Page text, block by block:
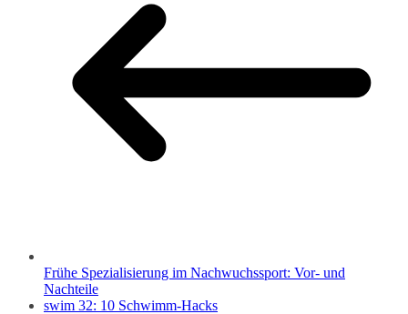
Frühe Spezialisierung im Nachwuchssport: Vor- und
Nachteile
swim 32: 10 Schwimm-Hacks